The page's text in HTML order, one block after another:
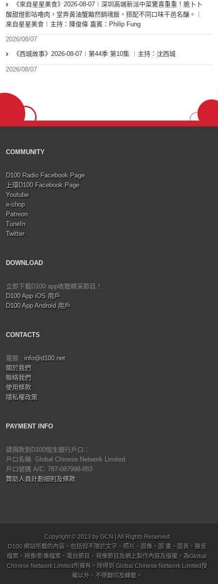
《來自星星美食》2026-08-07︱深圳高端新派中菜驚喜重重！脆卜卜
酸甜燈影咕嚕肉，堂弄黃油蟹黯然銷魂飯，搭配不同口味干邑名釀。︱
來自星星美食︱主持：陳俊偉 嘉賓：Philip Fung
2026/08/07
《西城故事》2026-08-07︱第44季 第10集 ︱主持：沈西城
2026/08/07
COMMUNITY
D100 Radio Facebook Page
上環D100 Facebook Page
Youtube
e-shop
Patreon
TuneIn
Twitter
DOWNLOAD
立即下載D100 app收聽精采節目！
D100 App iOS 用戶
D100 App Android 用戶
CONTACTS
電郵 : info@d100.net
關於我們
聯絡我們
使用條款
隱私權政策
PAYMENT INFO
請捐款到D100恒生銀行戶口：
戶口名稱: Global Chinese Network Limited
戶口號碼 A/C: 787-087998-883
贊助人員計劃細則及條款
Copyright © 2013 by GCN | All Rights Reserved
D100 網站所載的內容，包括但不限於文字、照片、圖像、圖 畫、圖表、聲音
檔案、視像/影像檔案、電台節目、視像節目及網上製作內容及版權，為Global
Chinese Network Limited所擁有。除得到 Global Chinese Network Limited授
權以外，不得翻印及轉載。